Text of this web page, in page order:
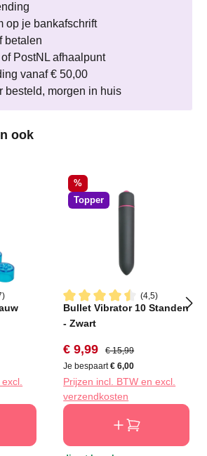
op je bankafschrift
betalen
PostNL afhaalpunt
vanaf € 50,00
besteld, morgen in huis
ook
van 3.7 van 5 sterren
Korting
%
Topper
(4,5)
Gemiddelde waardering van
Bullet Vibrator 10 Standen
- Zwart
Verkoopprijs:
€ 9,99 Normale prijs:
€ 15,99
Je bespaart€ 6,00
Prijzen incl. BTW en excl.
verzendkosten